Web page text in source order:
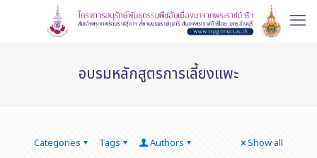
อบรมหลักสูตรการเลี้ยงแพะ
Categories Tags Authors Show all